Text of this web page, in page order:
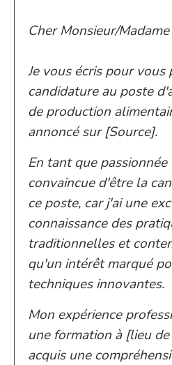
Cher Monsieur/
Je vous écris pour vous
candidature au poste
de production
annoncé sur [Source].
En tant que passionnée
convaincue d'être la
ce poste, car j'ai une
connaissance des
traditionnelles et
qu'un intérêt marqué
techniques innovantes.
Mon expérience
une formation à [lieu
acquis une